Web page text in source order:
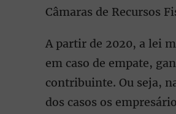
Câmaras de Recursos
A partir de 2020, a lei
em caso de empate,
contribuinte. Ou seja,
dos casos os